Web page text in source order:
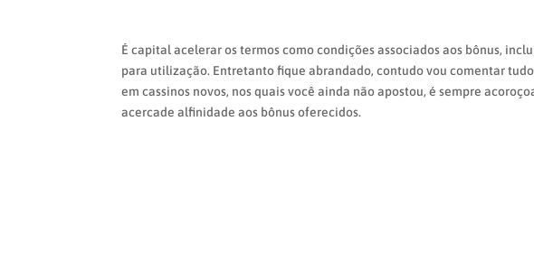
É capital acelerar os termos como condições associados aos bônus,
para utilização. Entretanto fique abrandado, contudo vou comentar
em cassinos novos, nos quais você ainda não apostou, é sempre
acercade alfinidade aos bônus oferecidos.